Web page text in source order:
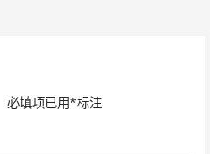
必填项已用*标注